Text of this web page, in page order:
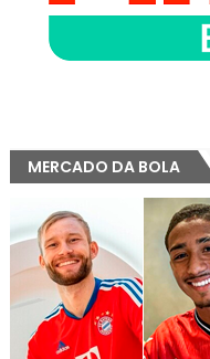
MERCADO DA BOLA